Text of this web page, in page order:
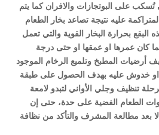
تُسكب على البوتجازات والافران كما يتم
عليه نتيجة تصاعد بخار الطعام
البقع بحرارة البخار القوية والتي تعمل
كان عمرها او عمقها او حتى درجة
أرضيات المطبخ وتلميع الرخام الموجود
او خدوش عليه بهدف الحصول على طبقة
تنظيف وجلي الأواني لتبدو لامعة
الطعام الفضية على حدة، حتى إن
بعد مطالعة المشرف والتأكد من نظافة